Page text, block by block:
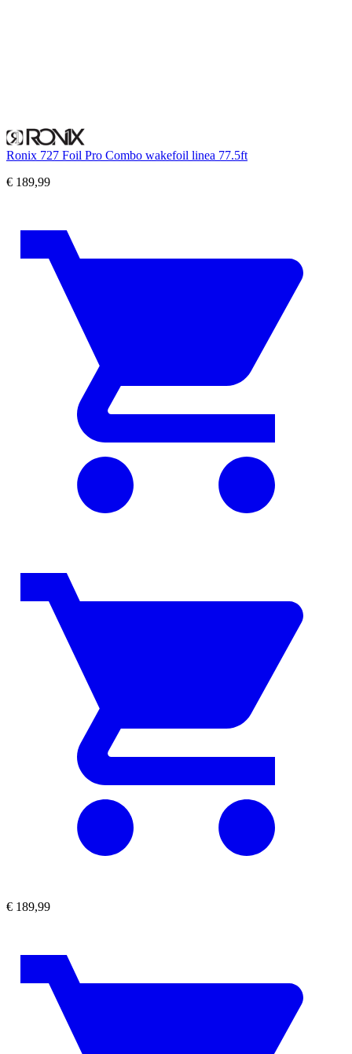
Ronix 727 Foil Pro Combo wakefoil linea 77.5ft
€ 189,99
€ 189,99